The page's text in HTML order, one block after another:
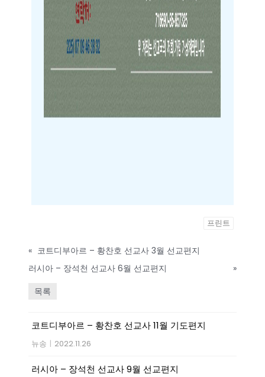
프린트
« 코트디부아르 – 황찬호 선교사 3월 선교편지
러시아 – 장석천 선교사 6월 선교편지
»
목록
코트디부아르 – 황찬호 선교사 11월 기도편지
뉴송 | 2022.11.26
러시아 – 장석천 선교사 9월 선교편지